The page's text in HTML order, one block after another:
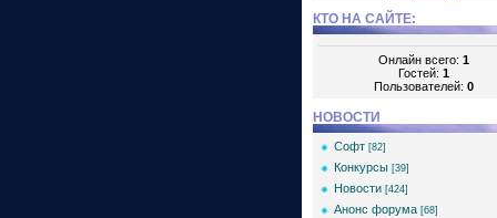
КТО НА САЙТЕ:
Онлайн всего: 1
Гостей: 1
Пользователей: 0
НОВОСТИ
Софт [82]
Конкурсы [39]
Новости [424]
Анонс форума [68]